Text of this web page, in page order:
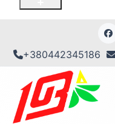
+380442345186